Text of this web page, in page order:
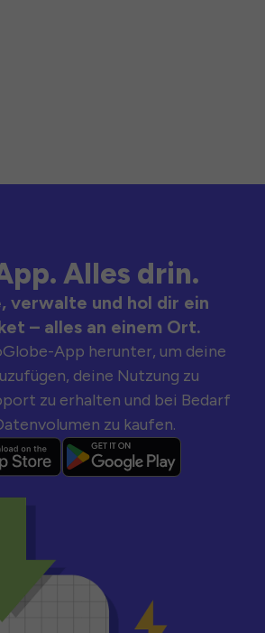
Alles drin.
verwalte und hol dir ein
– alles an einem Ort.
App herunter, um deine
deine Nutzung zu
zu erhalten und bei Bedarf
zu kaufen.